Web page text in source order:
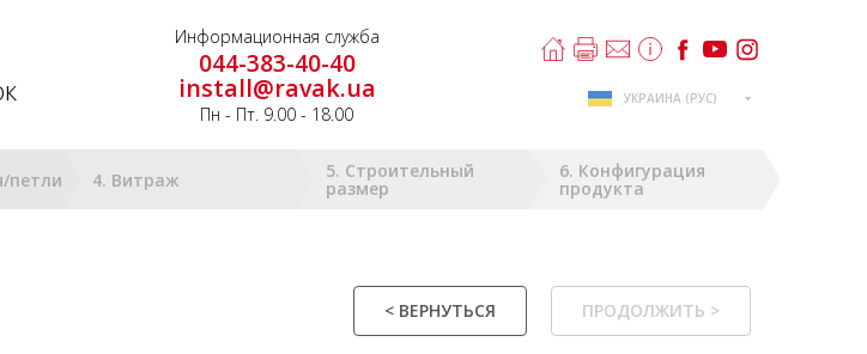
Информационная служба
044-383-40-40
install@ravak.ua
Пн - Пт. 9.00 - 18.00
УКРАИНА (РУС)
петли 4. Витраж 5. Строительный
размер
6. Конфигурация
продукта
< ВЕРНУТЬСЯ ПРОДОЛЖИТЬ >